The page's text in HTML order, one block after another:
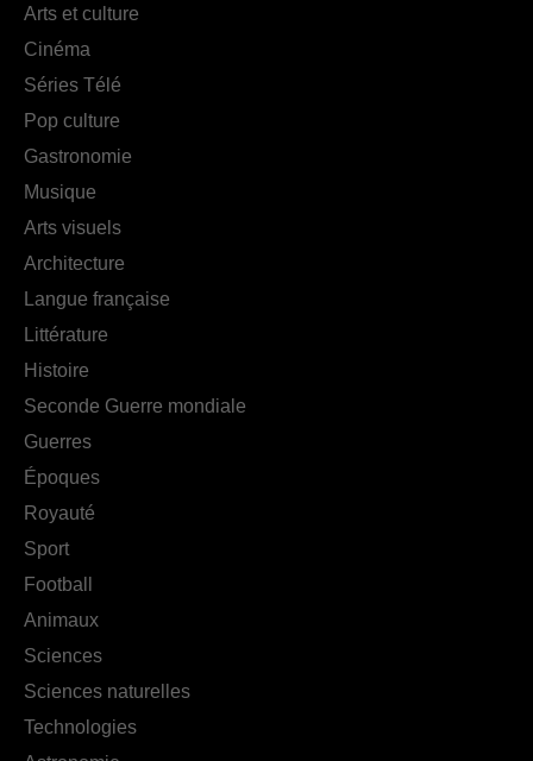
Arts et culture
Cinéma
Séries Télé
Pop culture
Gastronomie
Musique
Arts visuels
Architecture
Langue française
Littérature
Histoire
Seconde Guerre mondiale
Guerres
Époques
Royauté
Sport
Football
Animaux
Sciences
Sciences naturelles
Technologies